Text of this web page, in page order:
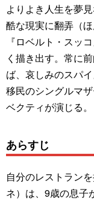
よりよき人生を夢
酷な現実に翻弄（
『ロベルト・スッ
く描き出す。常に
ば、哀しみのスパ
移民のシングルマ
ベクティが演じる。
あらすじ
自分のレストラン
ネ）は、9歳の息子